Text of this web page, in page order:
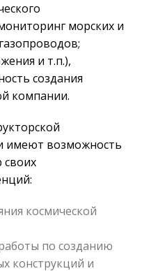
морских и
и т.п.),
создания
компании.
имеют возможность
космической
по созданию
конструкций и